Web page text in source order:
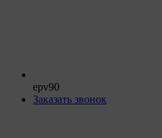
epv90
Заказать звонок